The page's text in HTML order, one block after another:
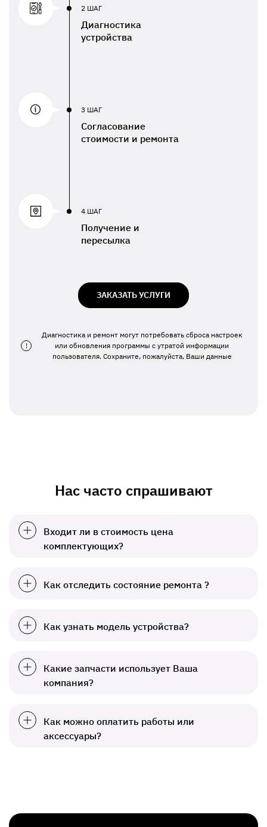
2 ШАГ
Диагностика
устройства
3 ШАГ
Согласование
стоимости и ремонта
4 ШАГ
Получение и
пересылка
ЗАКАЗАТЬ УСЛУГИ
!
Диагностика и ремонт могут потребовать сброса настроек
или обновления программы с утратой информации
пользователя. Сохраните, пожалуйста, Ваши данные
Нас часто спрашивают
Входит ли в стоимость цена
комплектующих?
Как отследить состояние ремонта ?
Как узнать модель устройства?
Какие запчасти использует Ваша
компания?
Как можно оплатить работы или
аксессуары?